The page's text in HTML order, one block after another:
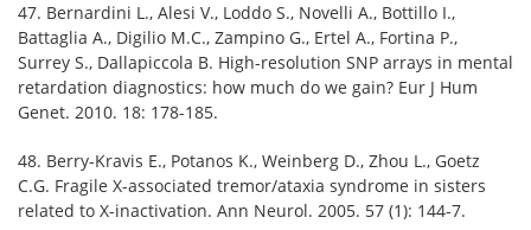
47. Bernardini L., Alesi V., Loddo S., Novelli A., Bottillo I.,
Battaglia A., Digilio M.C., Zampino G., Ertel A., Fortina P.,
Surrey S., Dallapiccola B. High-resolution SNP arrays in mental
retardation diagnostics: how much do we gain? Eur J Hum
Genet. 2010. 18: 178-185.
48. Berry-Kravis E., Potanos K., Weinberg D., Zhou L., Goetz
C.G. Fragile X-associated tremor/ataxia syndrome in sisters
related to X-inactivation. Ann Neurol. 2005. 57 (1): 144-7.